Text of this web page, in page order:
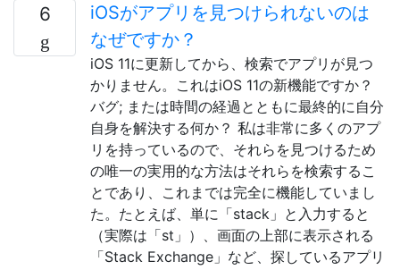
6
iOSがアプリを見つけられないのは
なぜですか？
iOS 11に更新してから、検索でアプリが見つ
かりません。これはiOS 11の新機能ですか？
バグ; または時間の経過とともに最終的に自分
自身を解決する何か？ 私は非常に多くのアプ
リを持っているので、それらを見つけるため
の唯一の実用的な方法はそれらを検索するこ
とであり、これまでは完全に機能していまし
た。たとえば、単に「stack」と入力すると
（実際は「st」）、画面の上部に表示される
「Stack Exchange」など、探しているアプリ